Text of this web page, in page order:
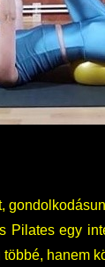
Pilates egy
hanem